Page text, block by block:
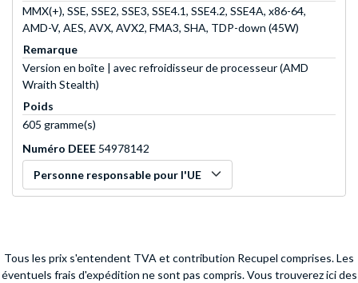
MMX(+), SSE, SSE2, SSE3, SSE4.1, SSE4.2, SSE4A, x86-64,
AMD-V, AES, AVX, AVX2, FMA3, SHA, TDP-down (45W)
Remarque
Version en boîte | avec refroidisseur de processeur (AMD
Wraith Stealth)
Poids
605 gramme(s)
Numéro DEEE 54978142
Personne responsable pour l'UE
Tous les prix s'entendent TVA et contribution Recupel comprises. Les
éventuels frais d'expédition ne sont pas compris. Vous trouverez ici des